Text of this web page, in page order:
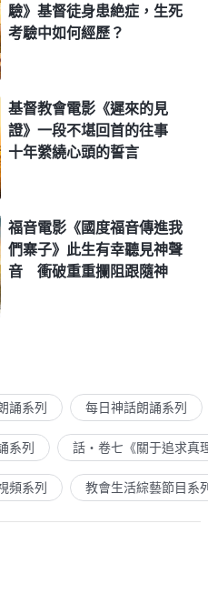
驗》基督徒身患絶症，生死
考驗中如何經歷？
基督教會電影《遲來的見
證》一段不堪回首的往事
十年縈繞心頭的誓言
福音電影《國度福音傳進我
們寨子》此生有幸聽見神聲
音 衝破重重攔阻跟隨神
誦系列 每日神話朗誦系列
系列 話・卷七《關于追求真
頻系列 教會生活綜藝節目系